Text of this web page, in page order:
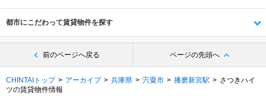
都市にこだわって賃貸物件を探す
前のページへ戻る ページの先頭へ
CHINTAIトップ アーカイブ 兵庫県 宍粟市 播磨新宮駅
さつきハイ
ツの賃貸物件情報